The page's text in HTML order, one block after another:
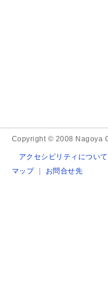
Copyright © 2008 Nagoya
アクセシビリティについて
マップ｜ お問合せ先